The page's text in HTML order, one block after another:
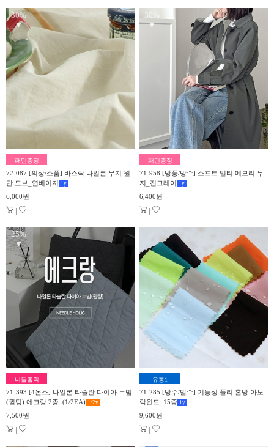
30%
▼
패턴증정
72-087 [의상/소품] 바스락 나일론 무지 원
단 도브_연베이지 1 y
6,000원
|
30%
▼
패턴증정
71-958 [방풍/방수] 소프트 멀티 메모리 무
지_진그레이 1 y
6,400원
|
25%
▼
니들홀릭
71-393 [4온스] 나일론 타슬란 다이아 누빔
(퀼팅) 에크랑 2종_(1/2EA) 1/2y
7,500원
|
유통1
71-285 [방수/발수] 기능성 폴리 혼방 아노
락윈드_15종 1 y
9,600원
|